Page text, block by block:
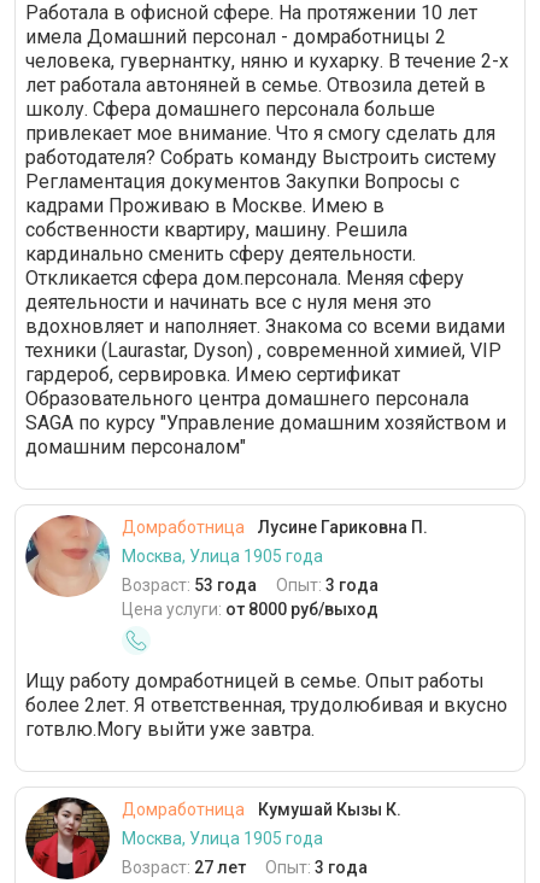
Работала в офисной сфере. На протяжении 10 лет
имела Домашний персонал - домработницы 2
человека, гувернантку, няню и кухарку. В течение 2-х
лет работала автоняней в семье. Отвозила детей в
школу. Сфера домашнего персонала больше
привлекает мое внимание. Что я смогу сделать для
работодателя? Собрать команду Выстроить систему
Регламентация документов Закупки Вопросы с
кадрами Проживаю в Москве. Имею в
собственности квартиру, машину. Решила
кардинально сменить сферу деятельности.
Откликается сфера дом.персонала. Меняя сферу
деятельности и начинать все с нуля меня это
вдохновляет и наполняет. Знакома со всеми видами
техники (Laurastar, Dyson) , современной химией, VIP
гардероб, сервировка. Имею сертификат
Образовательного центра домашнего персонала
SAGA по курсу "Управление домашним хозяйством и
домашним персоналом"
Домработница
Лусине Гариковна П.
Москва, Улица 1905 года
Возраст: 53 года Опыт: 3 года
Цена услуги: от 8000 руб/выход
Ищу работу домработницей в семье. Опыт работы
более 2лет. Я ответственная, трудолюбивая и вкусно
готвлю.Могу выйти уже завтра.
Домработница
Кумушай Кызы К.
Москва, Улица 1905 года
Возраст: 27 лет Опыт: 3 года